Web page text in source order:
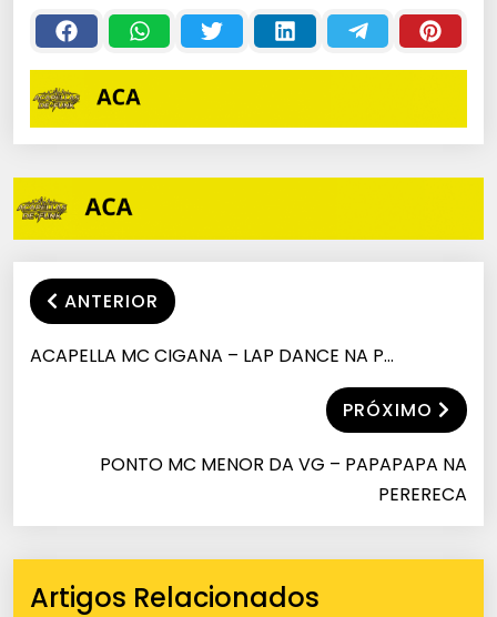
RICK
BEATS 💲
ANTERIOR
ACAPELLA MC CIGANA – LAP DANCE NA P…
PRÓXIMO
PONTO MC MENOR DA VG – PAPAPAPA NA
PERERECA
Artigos Relacionados